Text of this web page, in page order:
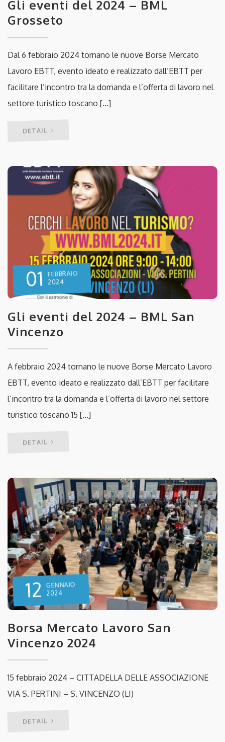
Gli eventi del 2024 – BML
Grosseto
Dal 6 febbraio 2024 tornano le nuove Borse Mercato
Lavoro EBTT, evento ideato e realizzato dall’EBTT per
facilitare l’incontro tra la domanda e l’offerta di lavoro nel
settore turistico toscano […]
DETAIL
01 FEBBRAIO
2024
Gli eventi del 2024 – BML San
Vincenzo
A febbraio 2024 tornano le nuove Borse Mercato Lavoro
EBTT, evento ideato e realizzato dall’EBTT per facilitare
l’incontro tra la domanda e l’offerta di lavoro nel settore
turistico toscano 15 […]
DETAIL
12 GENNAIO
2024
Borsa Mercato Lavoro San
Vincenzo 2024
15 febbraio 2024 – CITTADELLA DELLE ASSOCIAZIONE
VIA S. PERTINI – S. VINCENZO (LI)
DETAIL